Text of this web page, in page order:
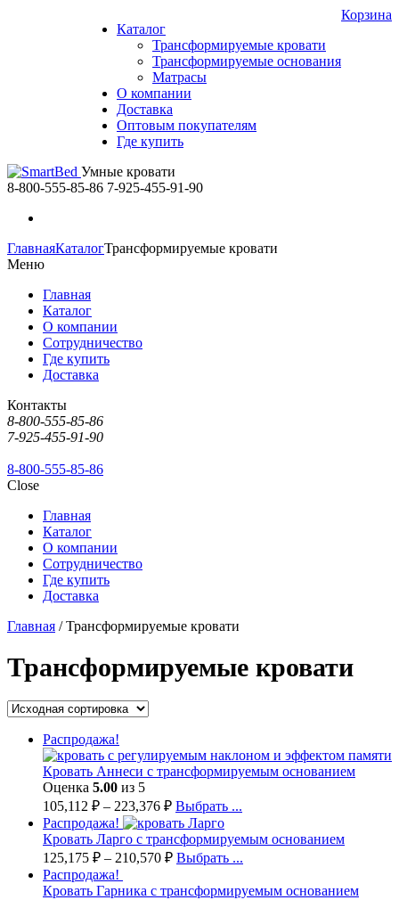
Каталог
Трансформируемые кровати
Трансформируемые основания
Матрасы
О компании
Доставка
Оптовым покупателям
Где купить
Корзина
Умные кровати
8-800-555-85-86 7-925-455-91-90
ГлавнаяКаталогТрансформируемые кровати
Меню
Главная
Каталог
О компании
Сотрудничество
Где купить
Доставка
Контакты
8-800-555-85-86
7-925-455-91-90
8-800-555-85-86
Close
Главная
Каталог
О компании
Сотрудничество
Где купить
Доставка
Главная / Трансформируемые кровати
Трансформируемые кровати
Распродажа!
Кровать Аннеси с трансформируемым основанием
Оценка 5.00 из 5
105,112 ₽ – 223,376 ₽ Выбрать ...
Распродажа!
Кровать Ларго с трансформируемым основанием
125,175 ₽ – 210,570 ₽ Выбрать ...
Распродажа!
Кровать Гарника с трансформируемым основанием